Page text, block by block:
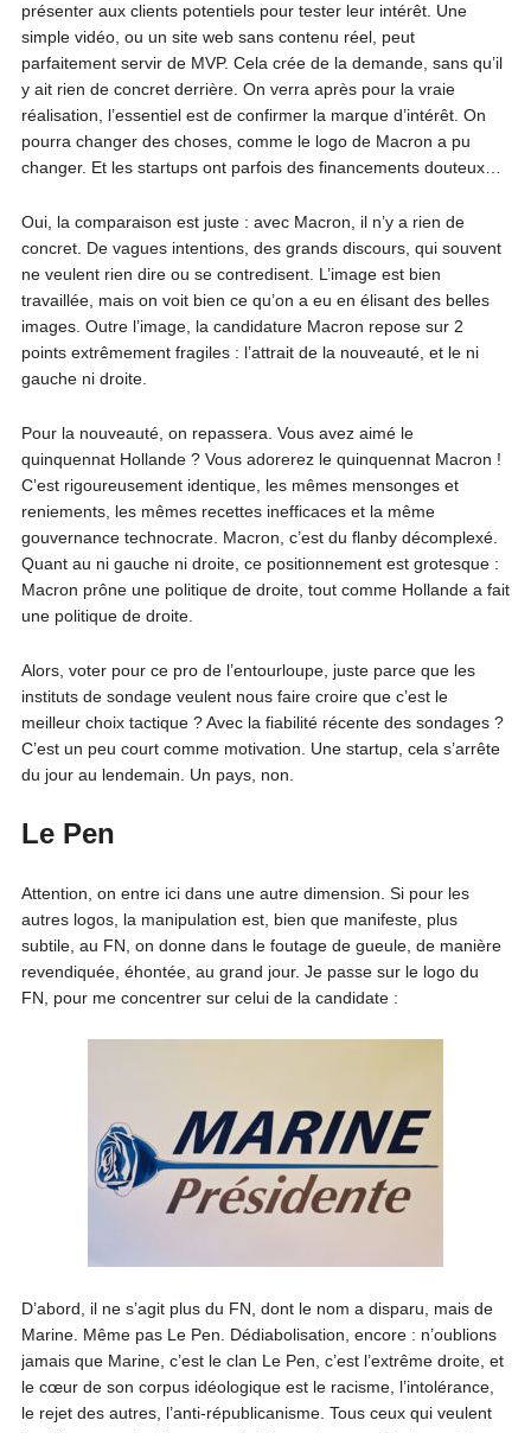
présenter aux clients potentiels pour tester leur intérêt. Une
simple vidéo, ou un site web sans contenu réel, peut
parfaitement servir de MVP. Cela crée de la demande, sans qu’il
y ait rien de concret derrière. On verra après pour la vraie
réalisation, l’essentiel est de confirmer la marque d’intérêt. On
pourra changer des choses, comme le logo de Macron a pu
changer. Et les startups ont parfois des financements douteux…
Oui, la comparaison est juste : avec Macron, il n’y a rien de
concret. De vagues intentions, des grands discours, qui souvent
ne veulent rien dire ou se contredisent. L’image est bien
travaillée, mais on voit bien ce qu’on a eu en élisant des belles
images. Outre l’image, la candidature Macron repose sur 2
points extrêmement fragiles : l’attrait de la nouveauté, et le ni
gauche ni droite.
Pour la nouveauté, on repassera. Vous avez aimé le
quinquennat Hollande ? Vous adorerez le quinquennat Macron !
C’est rigoureusement identique, les mêmes mensonges et
reniements, les mêmes recettes inefficaces et la même
gouvernance technocrate. Macron, c’est du flanby décomplexé.
Quant au ni gauche ni droite, ce positionnement est grotesque :
Macron prône une politique de droite, tout comme Hollande a fait
une politique de droite.
Alors, voter pour ce pro de l’entourloupe, juste parce que les
instituts de sondage veulent nous faire croire que c’est le
meilleur choix tactique ? Avec la fiabilité récente des sondages ?
C’est un peu court comme motivation. Une startup, cela s’arrête
du jour au lendemain. Un pays, non.
Le Pen
Attention, on entre ici dans une autre dimension. Si pour les
autres logos, la manipulation est, bien que manifeste, plus
subtile, au FN, on donne dans le foutage de gueule, de manière
revendiquée, éhontée, au grand jour. Je passe sur le logo du
FN, pour me concentrer sur celui de la candidate :
D’abord, il ne s’agit plus du FN, dont le nom a disparu, mais de
Marine. Même pas Le Pen. Dédiabolisation, encore : n’oublions
jamais que Marine, c’est le clan Le Pen, c’est l’extrême droite, et
le cœur de son corpus idéologique est le racisme, l’intolérance,
le rejet des autres, l’anti-républicanisme. Tous ceux qui veulent